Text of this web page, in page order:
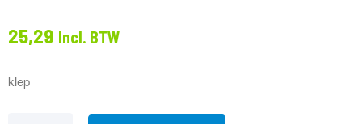
25,29 Incl. BTW
klep